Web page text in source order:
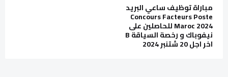
مباراة توظيف ساعي البريد
Concours Facteurs Poste
Maroc 2024 للحاصلين على
نيفوباك و رخصة السياقة B
اخر اجل 20 شتنبر 2024